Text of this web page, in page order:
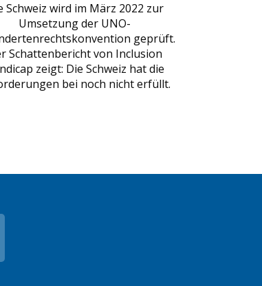
Schweiz wird im März 2022 zur
Umsetzung der UNO-
geprüft.
Schattenbericht von Inclusion
zeigt: Die Schweiz hat die
bei noch nicht erfüllt.